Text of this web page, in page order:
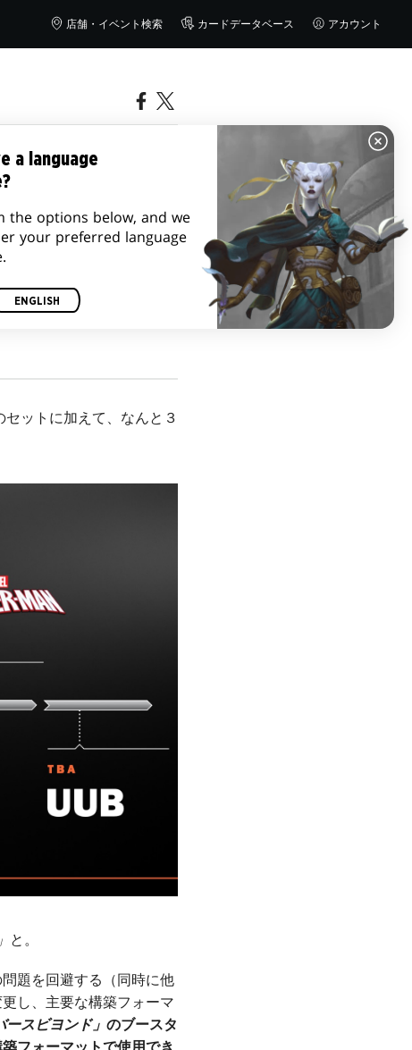
店舗・イベント検索 カードデータベース アカウント
ニバー
マット
セットに加えて、なんと３
と。
題を回避する（同時に他
し、主要な構築フォーマ
ースビヨンド」 のブースタ
a language
the options below, and we
your preferred language
ENGLISH